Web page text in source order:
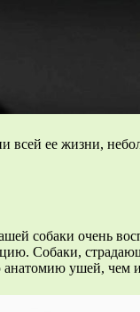
всей ее жизни,
собаки очень
Собаки,
ушей, чем